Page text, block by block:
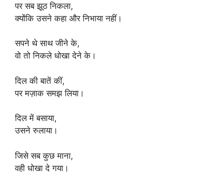
पर सब झूठ निकला,
क्योंकि उसने कहा और निभाया नहीं।
सपने थे साथ जीने के,
वो तो निकले धोखा देने के।
दिल की बातें कीं,
पर मज़ाक समझ लिया।
दिल में बसाया,
उसने रुलाया।
जिसे सब कुछ माना,
वही धोखा दे गया।